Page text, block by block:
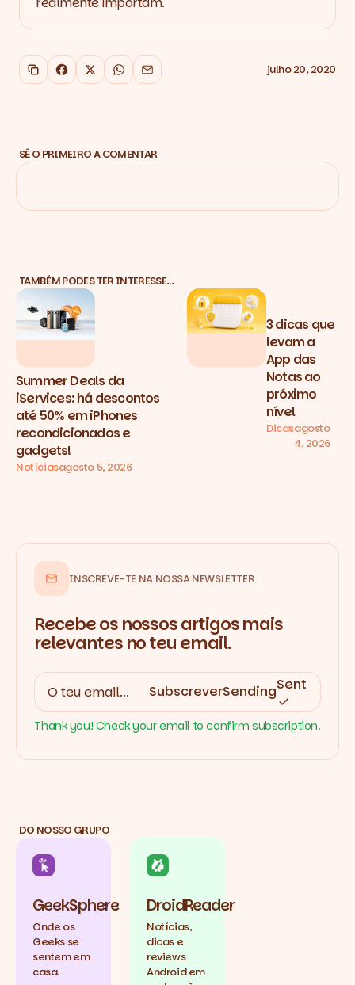
Copiar link
Facebook
X WhatsApp
Email julho 20, 2020
SÊ O PRIMEIRO A COMENTAR
TAMBÉM PODES TER INTERESSE…
Summer Deals da
iServices: há descontos
até 50% em iPhones
recondicionados e
gadgets!
Notíciasagosto 5, 2026
3 dicas que
levam a
App das
Notas ao
próximo
nível
Dicasagosto
4, 2026
INSCREVE-TE NA NOSSA NEWSLETTER
Recebe os nossos artigos mais
relevantes no teu email.
SubscreverSendingSent
Thank you! Check your email to confirm subscription.
DO NOSSO GRUPO
GeekSphere
Onde os
Geeks se
sentem em
casa.
DroidReader
Notícias,
dicas e
reviews
Android em